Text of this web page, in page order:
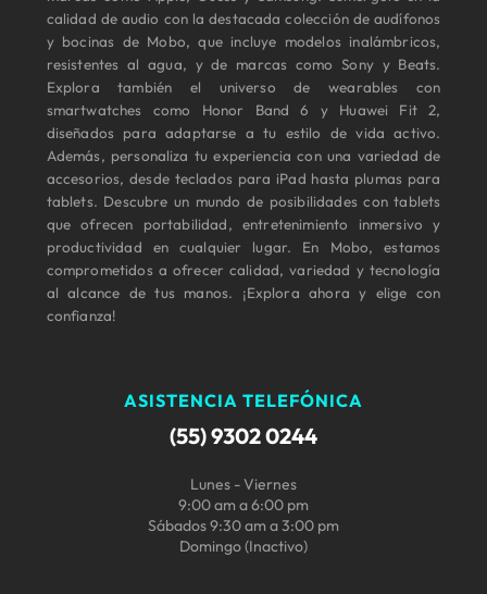
calidad de audio con la destacada colección de audífonos
y bocinas de Mobo, que incluye modelos inalámbricos,
resistentes al agua, y de marcas como Sony y Beats.
Explora también el universo de wearables con
smartwatches como Honor Band 6 y Huawei Fit 2,
diseñados para adaptarse a tu estilo de vida activo.
Además, personaliza tu experiencia con una variedad de
accesorios, desde teclados para iPad hasta plumas para
tablets. Descubre un mundo de posibilidades con tablets
que ofrecen portabilidad, entretenimiento inmersivo y
productividad en cualquier lugar. En Mobo, estamos
comprometidos a ofrecer calidad, variedad y tecnología
al alcance de tus manos. ¡Explora ahora y elige con
confianza!
ASISTENCIA TELEFÓNICA
(55) 9302 0244
Lunes - Viernes
9:00 am a 6:00 pm
Sábados 9:30 am a 3:00 pm
Domingo (Inactivo)